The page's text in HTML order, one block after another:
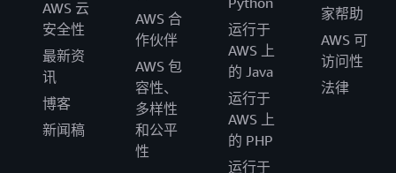
AWS 云
安全性
最新资
讯
博客
新闻稿
AWS 合
作伙伴
AWS 包
容性、
多样性
和公平
性
运行于
AWS 上
的 Java
运行于
AWS 上
的 PHP
运行于
家帮助
AWS 可
访问性
法律